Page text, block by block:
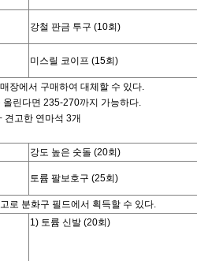
강철 판금 투구 (10회)
미스릴 코이프 (15회)
장에서 구매하여 대체할 수 있다.
올린다면 235-270까지 가능하다.
견고한 연마석 3개
강도 높은 숫돌 (20회)
토륨 팔보호구 (25회)
로 분화구 필드에서 획득할 수 있다.
1) 토륨 신발 (20회)